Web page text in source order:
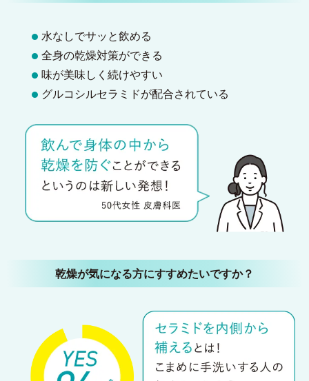
水なしでサッと飲める
全身の乾燥対策ができる
味が美味しく続けやすい
グルコシルセラミドが配合されている
乾燥が気になる方にすすめたいですか？